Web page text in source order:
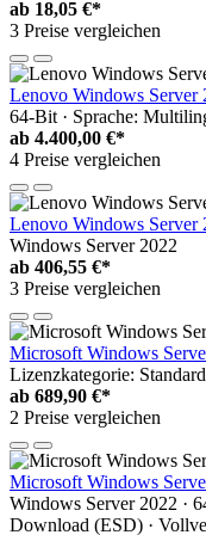
ab 18,05 €*
3 Preise vergleichen
Lenovo Windows
64-Bit · Sprache:
ab 4.400,00 €*
4 Preise vergleichen
Lenovo Windows Server
Windows Server 2022
ab 406,55 €*
3 Preise vergleichen
Microsoft Windows
Lizenzkategorie: Standard
ab 689,90 €*
2 Preise vergleichen
Microsoft Windows
Windows Server 2022 ·
Download (ESD) ·